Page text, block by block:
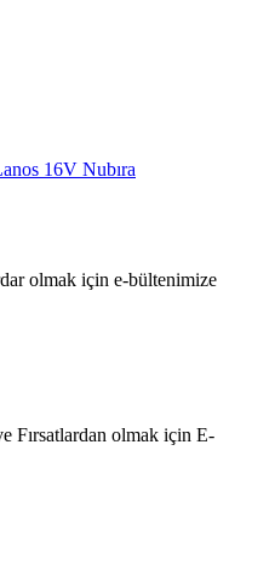
16V Nubıra
olmak için e-bültenimize
Fırsatlardan olmak için E-